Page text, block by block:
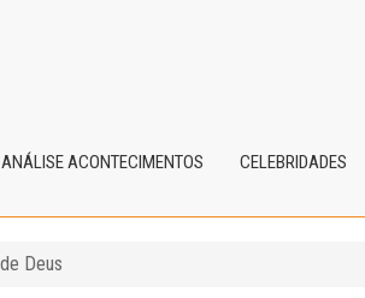
ANÁLISE ACONTECIMENTOS CELEBRIDADES
Deus